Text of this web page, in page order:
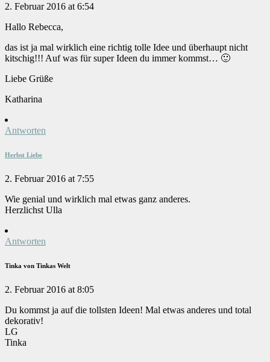
2. Februar 2016 at 6:54
Hallo Rebecca,
das ist ja mal wirklich eine richtig tolle Idee und überhaupt nicht
kitschig!!! Auf was für super Ideen du immer kommst… 🙂
Liebe Grüße
Katharina
Antworten
Herbst Liebe
2. Februar 2016 at 7:55
Wie genial und wirklich mal etwas ganz anderes.
Herzlichst Ulla
Antworten
Tinka von Tinkas Welt
2. Februar 2016 at 8:05
Du kommst ja auf die tollsten Ideen! Mal etwas anderes und total
dekorativ!
LG
Tinka